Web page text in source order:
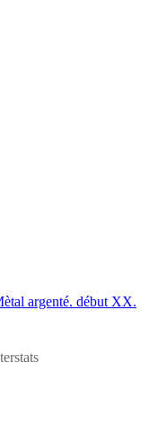
argenté. début XX.